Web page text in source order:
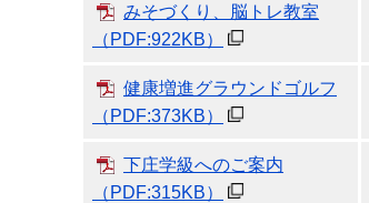
みそづくり、脳トレ教室
（PDF:922KB）
健康増進グラウンドゴルフ
（PDF:373KB）
下庄学級へのご案内
（PDF:315KB）